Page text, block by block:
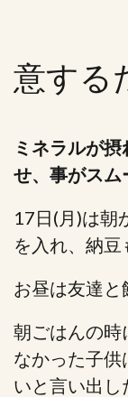
穏
意する
ミネラルが
せ、事がスム
17日(月)は朝
を入れ、納豆
お昼は友達と
朝ごはんの時
なかった子
いと言い出し